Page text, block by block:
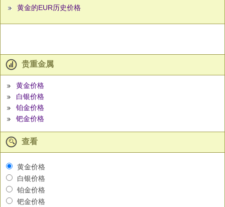
黄金的EUR历史价格
贵重金属
黄金价格
白银价格
铂金价格
钯金价格
查看
黄金价格
白银价格
铂金价格
钯金价格